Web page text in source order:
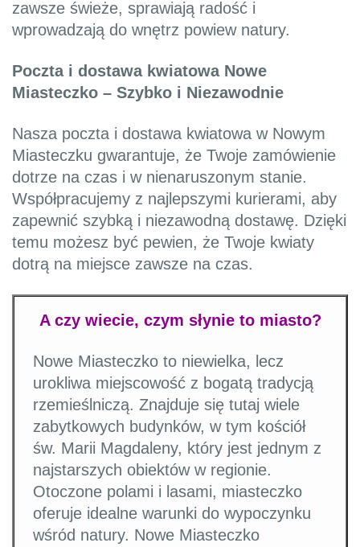
zawsze świeże, sprawiają radość i
wprowadzają do wnętrz powiew natury.
Poczta i dostawa kwiatowa Nowe
Miasteczko – Szybko i Niezawodnie
Nasza poczta i dostawa kwiatowa w Nowym
Miasteczku gwarantuje, że Twoje zamówienie
dotrze na czas i w nienaruszonym stanie.
Współpracujemy z najlepszymi kurierami, aby
zapewnić szybką i niezawodną dostawę. Dzięki
temu możesz być pewien, że Twoje kwiaty
dotrą na miejsce zawsze na czas.
A czy wiecie, czym słynie to miasto?
Nowe Miasteczko to niewielka, lecz
urokliwa miejscowość z bogatą tradycją
rzemieślniczą. Znajduje się tutaj wiele
zabytkowych budynków, w tym kościół
św. Marii Magdaleny, który jest jednym z
najstarszych obiektów w regionie.
Otoczone polami i lasami, miasteczko
oferuje idealne warunki do wypoczynku
wśród natury. Nowe Miasteczko